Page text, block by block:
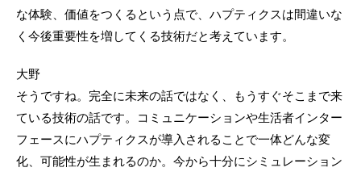
な体験、価値をつくるという点で、ハプティクスは間違いな
く今後重要性を増してくる技術だと考えています。
大野
そうですね。完全に未来の話ではなく、もうすぐそこまで来
ている技術の話です。コミュニケーションや生活者インター
フェースにハプティクスが導入されることで一体どんな変
化、可能性が生まれるのか。今から十分にシミュレーション